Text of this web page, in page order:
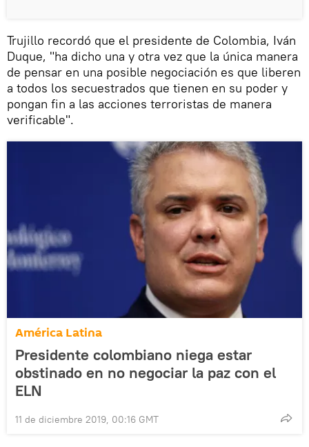
Trujillo recordó que el presidente de Colombia, Iván
Duque, "ha dicho una y otra vez que la única manera
de pensar en una posible negociación es que liberen
a todos los secuestrados que tienen en su poder y
pongan fin a las acciones terroristas de manera
verificable".
América Latina
Presidente colombiano niega estar
obstinado en no negociar la paz con el
ELN
11 de diciembre 2019, 00:16 GMT